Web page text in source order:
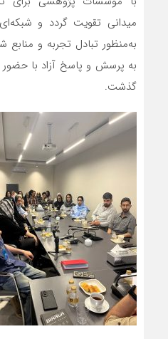
میدانی تقویت گردد و
به‌منظور تبادل تجربه و
به پرسش و پاسخ آزاد با حضور
گذشت.